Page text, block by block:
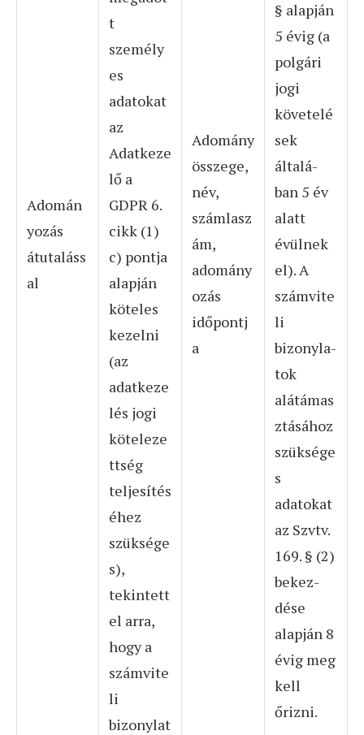
Adomán
yozás
átutaláss
al
t
személy
es
adatokat
az
Adatkeze
lő a
GDPR 6.
cikk (1)
c) pontja
alapján
köteles
kezelni
(az
adatkeze
lés jogi
köteleze
ttség
teljesítés
éhez
szüksége
s),
tekintett
el arra,
hogy a
számvite
li
bizonylat
Adomány
összege,
név,
számlasz
ám,
adomány
ozás
időpontj
a
§ alapján
5 évig (a
polgári
jogi
követelé
sek
általá-
ban 5 év
alatt
évülnek
el). A
számvite
li
bizonyla-
tok
alátámas
ztásához
szüksége
s
adatokat
az Szvtv.
169. § (2)
bekez-
dése
alapján 8
évig meg
kell
őrizni.